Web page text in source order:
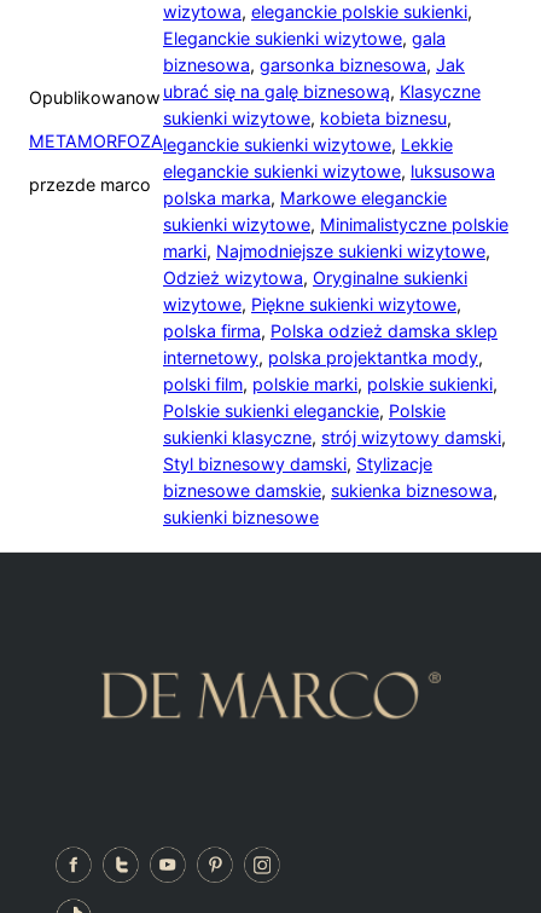
Opublikowanow
METAMORFOZA
przezde marco
wizytowa, eleganckie polskie sukienki,
Eleganckie sukienki wizytowe, gala
biznesowa, garsonka biznesowa, Jak
ubrać się na galę biznesową, Klasyczne
sukienki wizytowe, kobieta biznesu,
leganckie sukienki wizytowe, Lekkie
eleganckie sukienki wizytowe, luksusowa
polska marka, Markowe eleganckie
sukienki wizytowe, Minimalistyczne polskie
marki, Najmodniejsze sukienki wizytowe,
Odzież wizytowa, Oryginalne sukienki
wizytowe, Piękne sukienki wizytowe,
polska firma, Polska odzież damska sklep
internetowy, polska projektantka mody,
polski film, polskie marki, polskie sukienki,
Polskie sukienki eleganckie, Polskie
sukienki klasyczne, strój wizytowy damski,
Styl biznesowy damski, Stylizacje
biznesowe damskie, sukienka biznesowa,
sukienki biznesowe